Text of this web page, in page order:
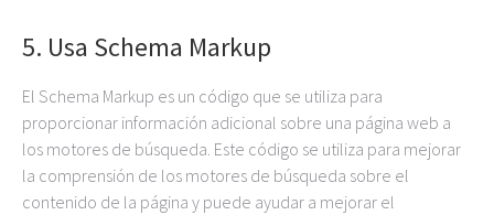
5. Usa Schema Markup
El Schema Markup es un código que se utiliza para
proporcionar información adicional sobre una página web a
los motores de búsqueda. Este código se utiliza para mejorar
la comprensión de los motores de búsqueda sobre el
contenido de la página y puede ayudar a mejorar el